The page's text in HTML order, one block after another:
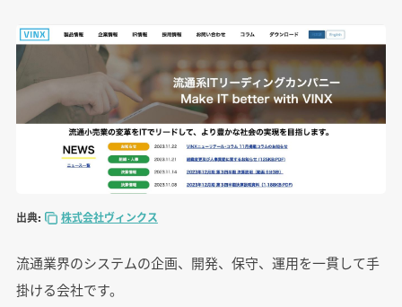
出典: 株式会社ヴィンクス
流通業界のシステムの企画、開発、保守、運用を一貫して手
掛ける会社です。